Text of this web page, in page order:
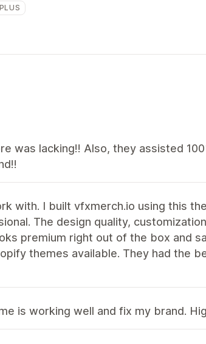
was lacking!! Also, they assisted
with. I built vfxmerch.io using this
The design quality,
premium right out of the box and
themes available. They had the
is working well and fix my brand.